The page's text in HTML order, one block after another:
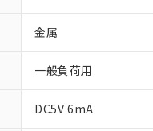
金属
一般負荷用
DC5V 6mA